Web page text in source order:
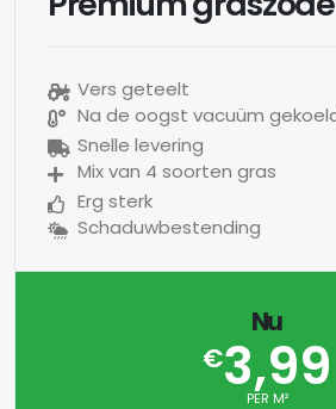
Vers geteelt
Na de oogst vacuüm
Snelle levering
Mix van 4 soorten gras
Erg sterk
Schaduwbestending
Nu
€3,99
PER M²